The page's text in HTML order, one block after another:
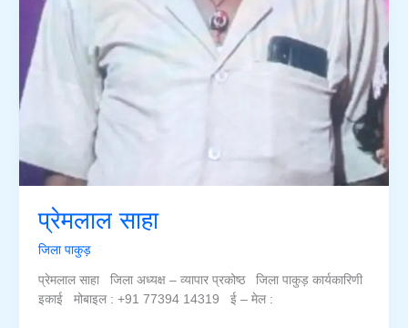
प्रेमलाल साहा
जिला पाकुड़
प्रेमलाल साहा जिला अध्यक्ष – व्यापार प्रकोष्ठ जिला पाकुड़ कार्यकारिणी
इकाई मोबाइल : +91 77394 14319 ई – मेल :